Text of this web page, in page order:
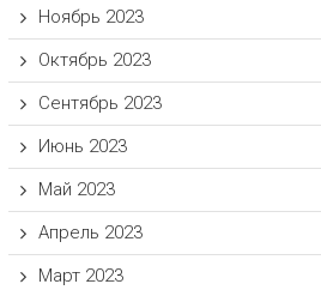
Ноябрь 2023
Октябрь 2023
Сентябрь 2023
Июнь 2023
Май 2023
Апрель 2023
Март 2023